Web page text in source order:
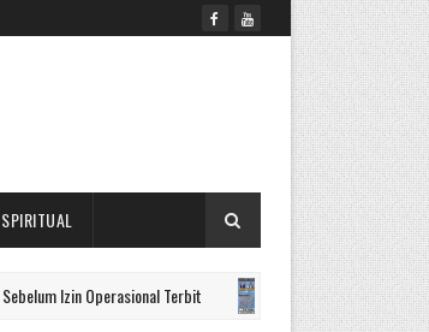
SPIRITUAL
Operasional Terbit BERITA Gandeng PERADI,